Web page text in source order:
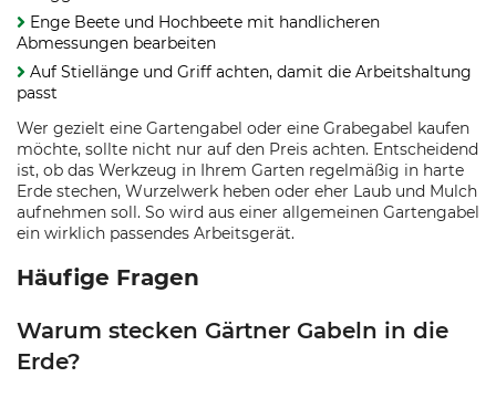
Enge Beete und Hochbeete mit handlicheren
Abmessungen bearbeiten
Auf Stiellänge und Griff achten, damit die Arbeitshaltung
passt
Wer gezielt eine Gartengabel oder eine Grabegabel kaufen
möchte, sollte nicht nur auf den Preis achten. Entscheidend
ist, ob das Werkzeug in Ihrem Garten regelmäßig in harte
Erde stechen, Wurzelwerk heben oder eher Laub und Mulch
aufnehmen soll. So wird aus einer allgemeinen Gartengabel
ein wirklich passendes Arbeitsgerät.
Häufige Fragen
Warum stecken Gärtner Gabeln in die
Erde?